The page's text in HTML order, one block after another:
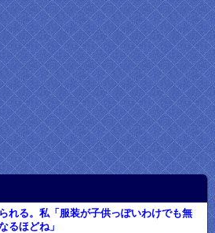
れる。私「服装が子供っぽいわけでも無
ほどね」